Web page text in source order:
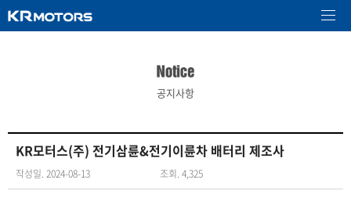
공지사항
KR모터스(주) 전기삼륜&전기이륜차 배터리 제조사
작성일. 2024-08-13 조회. 4,325